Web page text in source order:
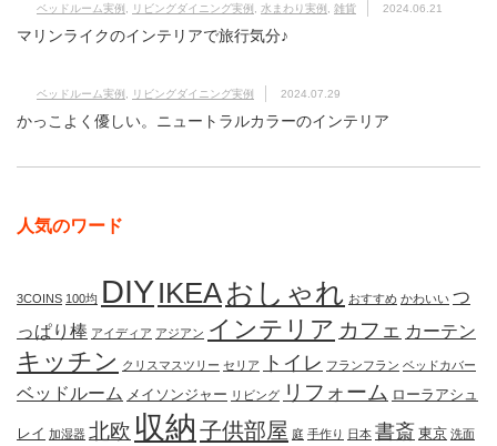
ベッドルーム実例 リビングダイニング実例 水まわり実例 雑貨 2024.06.21
マリンライクのインテリアで旅行気分♪
ベッドルーム実例 リビングダイニング実例 2024.07.29
かっこよく優しい。ニュートラルカラーのインテリア
人気のワード
3COINS 100均 DIYIKEAおしゃれ おすすめ かわいい つ
っぱり棒 アイディア アジアン インテリア カフェ カーテン
キッチン クリスマスツリー セリア トイレ フランフラン ベッドカバー
ベッドルーム メイソンジャー リビング リフォーム ローラアシュ
レイ 加湿器 北欧 収納 子供部屋 庭 手作り 日本 書斎 東京 洗面